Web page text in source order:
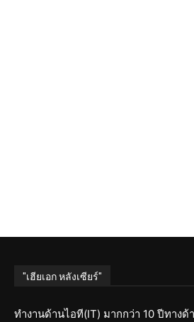
"เฮียเอก หลังเซียร์"
ทำงานด้านไอที(IT) มากกว่า 10 ปีทางด้